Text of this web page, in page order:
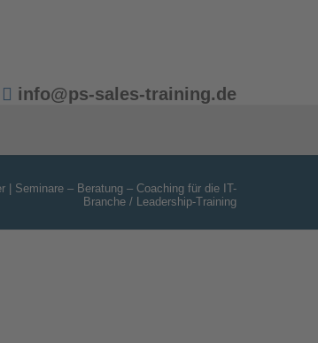
info@ps-sales-training.de
| Seminare – Beratung – Coaching für die IT-
Branche / Leadership-Training